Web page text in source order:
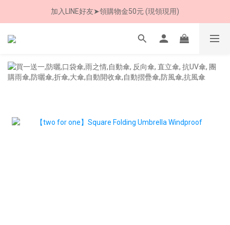
8/8 父親節限定 超商取貨免運費
加入LINE好友➤領購物金50元 (現領現用)
7/30-8/24 全館買就送 雨傘收納袋(乙個)